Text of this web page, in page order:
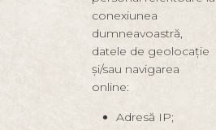
conexiunea
dumneavoastră,
datele de geolocație
și/sau navigarea
online:
Adresă IP;